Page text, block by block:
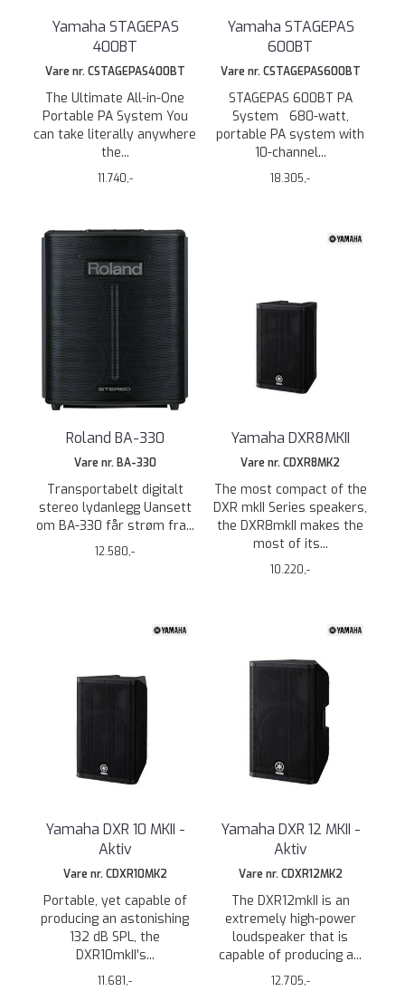
Yamaha STAGEPAS
400BT
Vare nr. CSTAGEPAS400BT
The Ultimate All-in-One
Portable PA System You
can take literally anywhere
the...
11.740,-
Yamaha STAGEPAS
600BT
Vare nr. CSTAGEPAS600BT
STAGEPAS 600BT PA
System 680-watt,
portable PA system with
10-channel...
18.305,-
Roland BA-330
Vare nr. BA-330
Transportabelt digitalt
stereo lydanlegg Uansett
om BA-330 får strøm fra...
12.580,-
Yamaha DXR8MKII
Vare nr. CDXR8MK2
The most compact of the
DXR mkII Series speakers,
the DXR8mkII makes the
most of its...
10.220,-
Yamaha DXR 10 MKII -
Aktiv
Vare nr. CDXR10MK2
Portable, yet capable of
producing an astonishing
132 dB SPL, the
DXR10mkII’s...
11.681,-
Yamaha DXR 12 MKII -
Aktiv
Vare nr. CDXR12MK2
The DXR12mkII is an
extremely high-power
loudspeaker that is
capable of producing a...
12.705,-